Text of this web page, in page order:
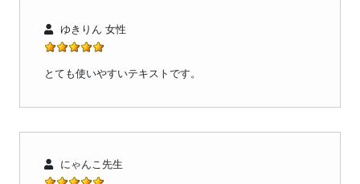
ゆきりん 女性
とても使いやすいテキストです。
にゃんこ先生